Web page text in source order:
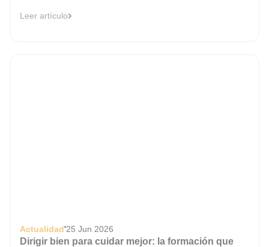
Leer artículo
Actualidad 25 Jun 2026
Dirigir bien para cuidar mejor: la formación que